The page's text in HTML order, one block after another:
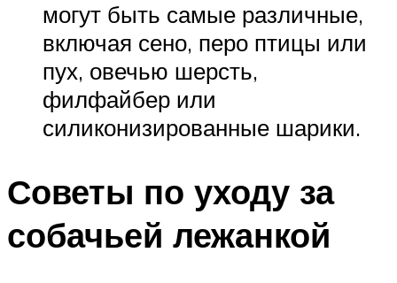
могут быть самые различные,
включая сено, перо птицы или
пух, овечью шерсть,
филфайбер или
силиконизированные шарики.
Советы по уходу за
собачьей лежанкой